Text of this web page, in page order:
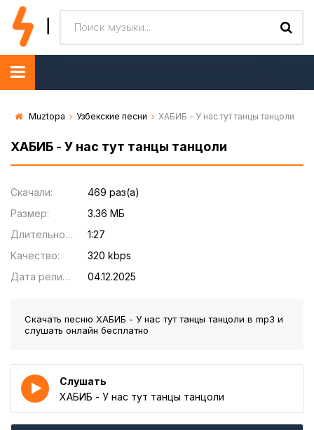
Muztopa Узбекские песни ХАБИБ - У нас тут танцы танцоли
ХАБИБ - У нас тут танцы танцоли
Скачали:
469 раз(а)
Размер:
3.36 МБ
Длительность:
1:27
Качество:
320 kbps
Дата релиза:
04.12.2025
Скачать песню ХАБИБ - У нас тут танцы танцоли в mp3 и
слушать онлайн бесплатно
Слушать
ХАБИБ - У нас тут танцы танцоли